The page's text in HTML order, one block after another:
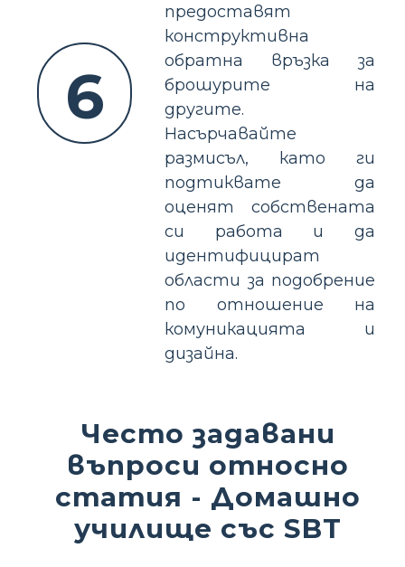
6
предоставят
конструктивна
обратна връзка за
брошурите на
другите.
Насърчавайте
размисъл, като ги
подтиквате да
оценят собствената
си работа и да
идентифицират
области за подобрение
по отношение на
комуникацията и
дизайна.
Често задавани
въпроси относно
статия - Домашно
училище със SBT